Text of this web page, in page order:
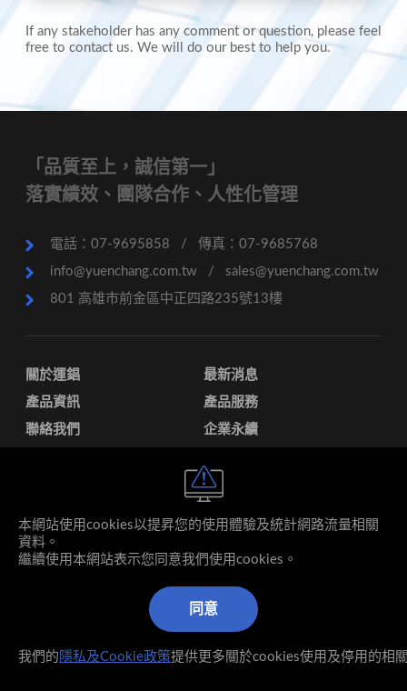
If any stakeholder has any comment or question, please feel
free to contact us. We will do our best to help you.
「品質至上，誠信第一」
落實績效、團隊合作、人性化管理
電話：07-9695858 /
傳真：07-9685768
info@yuenchang.com.tw
/
sales@yuenchang.com.tw
801 高雄市前金區中正四路235號13樓
關於運錩
最新消息
產品資訊
產品服務
聯絡我們
企業永續
關係企業
© 2026 運錩鋼鐵股份有限公司 著作權所有
本網站使用cookies以提昇您的使用體驗及統計網路流量相關
資料。
繼續使用本網站表示您同意我們使用cookies。
同意
我們的 隱私及Cookie政策提供更多關於cookies使用及停用的相